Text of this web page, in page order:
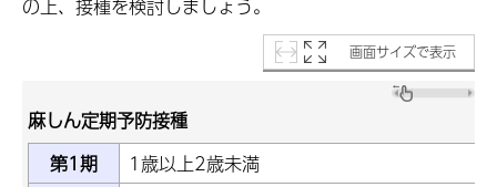
の上、接種を検討しましょう。
画面サイズで表示
麻しん定期予防接種
第1期
1歳以上2歳未満